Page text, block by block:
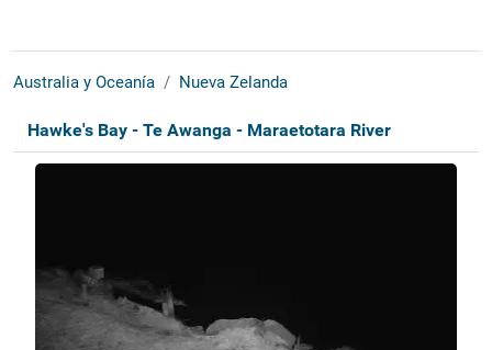
Australia y Oceanía Nueva Zelanda
Hawke's Bay - Te Awanga - Maraetotara River